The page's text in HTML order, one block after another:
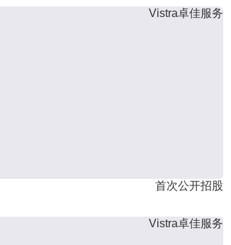
Vistra卓佳服务
首次公开招股
Vistra卓佳服务